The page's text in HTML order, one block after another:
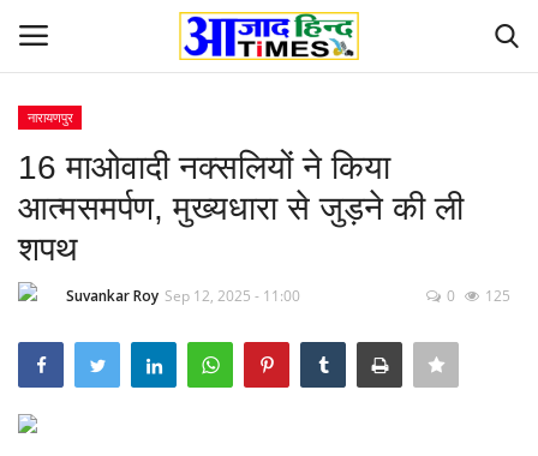
Home
Contact
नारायणपुर
16 माओवादी नक्सलियों ने किया
आत्मसमर्पण, मुख्यधारा से जुड़ने की ली
शपथ
Suvankar Roy Sep 12, 2025 - 11:00 0 125